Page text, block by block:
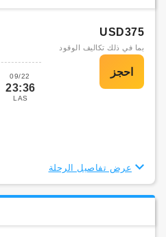
09/22
23:36
LAS
USD375
بما في ذلك تكاليف الوقود
عرض تفاصيل الرحلة